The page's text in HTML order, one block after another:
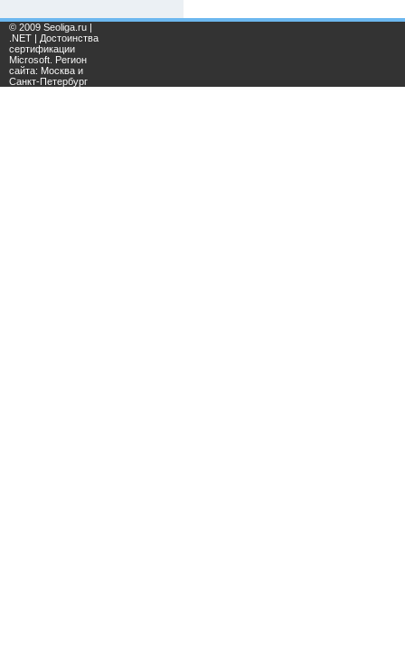
© 2009 Seoliga.ru |
.NET | Достоинства
сертификации
Microsoft. Регион
сайта: Москва и
Санкт-Петербург